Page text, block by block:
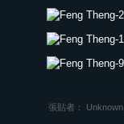
張貼者： Unknown